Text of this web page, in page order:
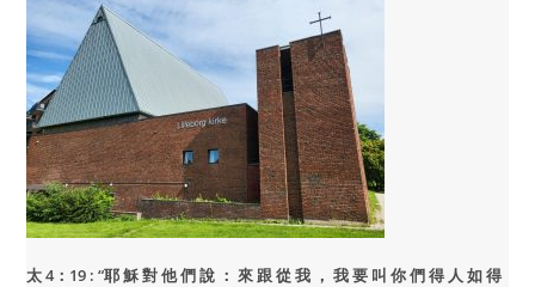
太 4：19 : “耶 穌 對 他 們 說 ： 來 跟 從 我 ， 我 要 叫 你 們 得 人 如 得